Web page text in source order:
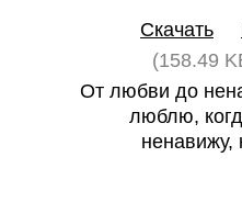
Скачать
(158.49
От любви до
люблю,
ненавижу,